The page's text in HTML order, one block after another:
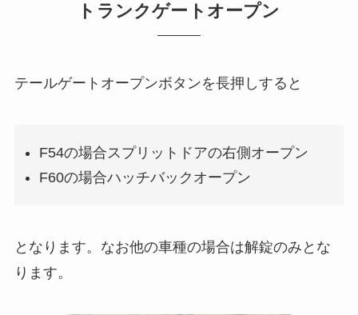
トランクゲートオープン
テールゲートオープンボタンを長押しすると
F54の場合スプリットドアの右側オープン
F60の場合ハッチバックオープン
となります。なお他の車種の場合は解錠のみとな
ります。